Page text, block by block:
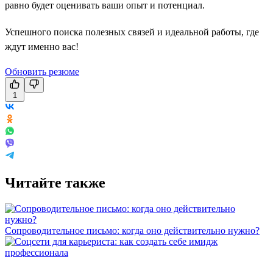
равно будет оценивать ваши опыт и потенциал.
Успешного поиска полезных связей и идеальной работы, где
ждут именно вас!
Обновить резюме
1
Читайте также
Сопроводительное письмо: когда оно действительно нужно?